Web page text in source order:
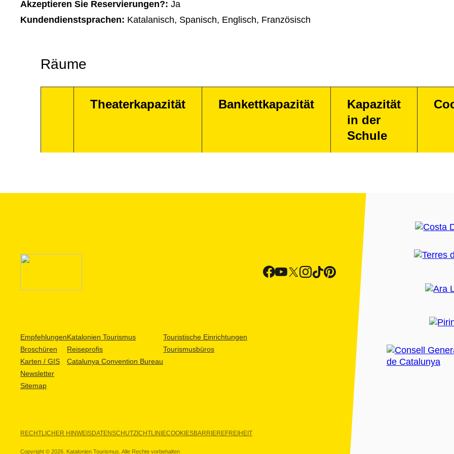
Akzeptieren Sie Reservierungen?: Ja
Kundendienstsprachen: Katalanisch, Spanisch, Englisch, Französisch
Räume
Theaterkapazität Bankettkapazität
Kapazität
in der
Schule
Empfehlungen
Broschüren
Karten / GIS
Newsletter
Sitemap
Katalonien Tourismus
Reiseprofis
Catalunya Convention Bureau
Touristische Einrichtungen
Tourismusbüros
RECHTLICHER HINWEISDATENSCHUTZICHTLINIECOOKIESBARRIEREFREIHEIT
Copyright © 2026. Katalonien Tourismus. Alle Rechte vorbehalten